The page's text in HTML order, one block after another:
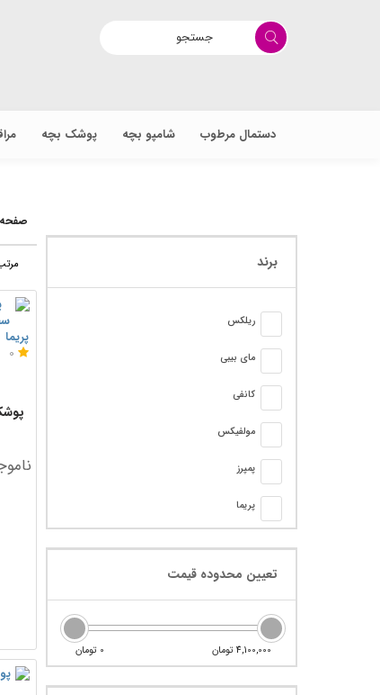
دستمال مرطوب شامپو بچه پوشک بچه
پریما
0
برند
ریلکس
مای بیبی
کانفی
مولفیکس
پمپرز
پریما
تعیین محدوده قیمت
4,100,000 تومان 0 تومان